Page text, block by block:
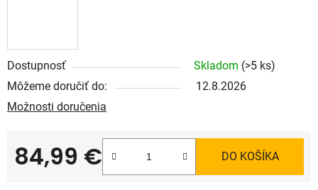
Dostupnosť Skladom (>5 ks)
Môžeme doručiť do:
12.8.2026
Možnosti doručenia
84,99 € DO KOŠÍKA